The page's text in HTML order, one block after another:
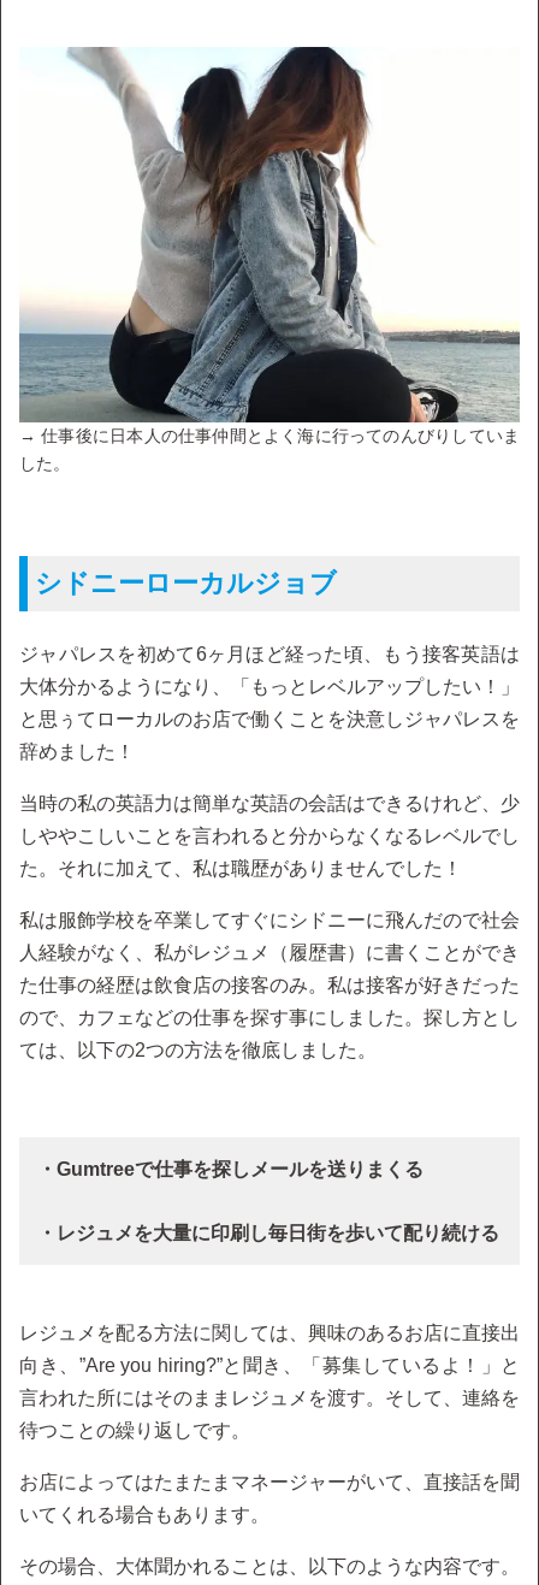
→ 仕事後に日本人の仕事仲間とよく海に行ってのんびりしていま
した。
シドニーローカルジョブ
ジャパレスを初めて6ヶ月ほど経った頃、もう接客英語は
大体分かるようになり、「もっとレベルアップしたい！」
と思ぅてローカルのお店で働くことを決意しジャパレスを
辞めました！
当時の私の英語力は簡単な英語の会話はできるけれど、少
しややこしいことを言われると分からなくなるレベルでし
た。それに加えて、私は職歴がありませんでした！
私は服飾学校を卒業してすぐにシドニーに飛んだので社会
人経験がなく、私がレジュメ（履歴書）に書くことができ
た仕事の経歴は飲食店の接客のみ。私は接客が好きだった
ので、カフェなどの仕事を探す事にしました。探し方とし
ては、以下の2つの方法を徹底しました。
・Gumtreeで仕事を探しメールを送りまくる
・レジュメを大量に印刷し毎日街を歩いて配り続ける
レジュメを配る方法に関しては、興味のあるお店に直接出
向き、”Are you hiring?”と聞き、「募集しているよ！」と
言われた所にはそのままレジュメを渡す。そして、連絡を
待つことの繰り返しです。
お店によってはたまたまマネージャーがいて、直接話を聞
いてくれる場合もあります。
その場合、大体聞かれることは、以下のような内容です。